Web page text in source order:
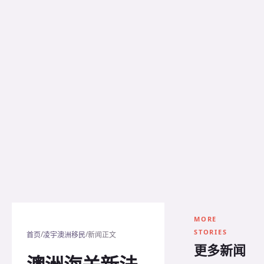
首页/凌宇澳洲移民/新闻正文
MORE
STORIES
更多新闻